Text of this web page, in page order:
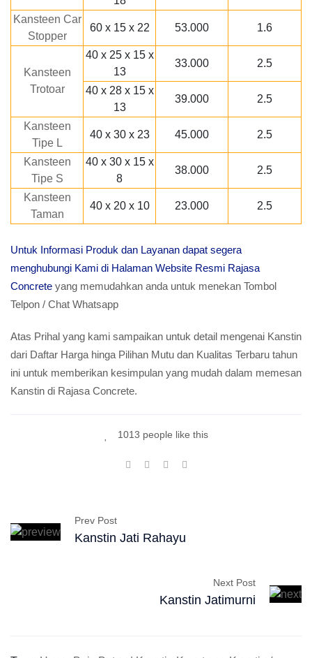
Kansteen Car
Stopper
60 x 15 x 22 53.000 1.6
Kansteen
Trotoar
40 x 25 x 15 x
13
33.000 2.5
40 x 28 x 15 x
13
39.000 2.5
Kansteen
Tipe L
40 x 30 x 23 45.000 2.5
Kansteen
Tipe S
40 x 30 x 15 x
8
38.000 2.5
Kansteen
Taman
40 x 20 x 10 23.000 2.5
Untuk Informasi Produk dan Layanan dapat segera
menghubungi Kami di Halaman Website Resmi Rajasa
Concrete yang memudahkan anda untuk menekan Tombol
Telpon / Chat Whatsapp
Atas Prihal yang kami sampaikan untuk detail mengenai Kanstin
dari Daftar Harga hinga Pilihan Mutu dan Kualitas Terbaru tahun
ini untuk memberikan kesimpulan yang mudah dalam memesan
Kanstin di Rajasa Concrete.
1013 people like this
Prev Post
Kanstin Jati Rahayu
Next Post
Kanstin Jatimurni